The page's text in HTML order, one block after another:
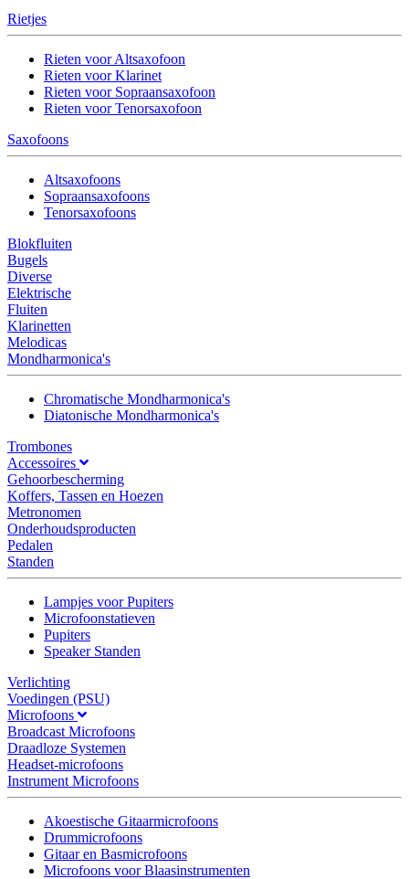
Rietjes
Rieten voor Altsaxofoon
Rieten voor Klarinet
Rieten voor Sopraansaxofoon
Rieten voor Tenorsaxofoon
Saxofoons
Altsaxofoons
Sopraansaxofoons
Tenorsaxofoons
Blokfluiten
Bugels
Diverse
Elektrische
Fluiten
Klarinetten
Melodicas
Mondharmonica's
Chromatische Mondharmonica's
Diatonische Mondharmonica's
Trombones
Accessoires
Gehoorbescherming
Koffers, Tassen en Hoezen
Metronomen
Onderhoudsproducten
Pedalen
Standen
Lampjes voor Pupiters
Microfoonstatieven
Pupiters
Speaker Standen
Verlichting
Voedingen (PSU)
Microfoons
Broadcast Microfoons
Draadloze Systemen
Headset-microfoons
Instrument Microfoons
Akoestische Gitaarmicrofoons
Drummicrofoons
Gitaar en Basmicrofoons
Microfoons voor Blaasinstrumenten